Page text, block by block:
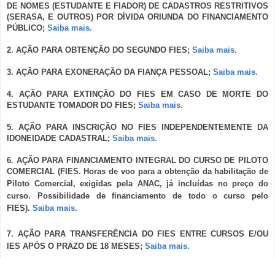
DE NOMES (ESTUDANTE E FIADOR) DE CADASTROS RESTRITIVOS
(SERASA, E OUTROS) POR DÍVIDA ORIUNDA DO FINANCIAMENTO
PÚBLICO; Saiba mais.
2. AÇÃO PARA OBTENÇÃO DO SEGUNDO FIES; Saiba mais.
3. AÇÃO PARA EXONERAÇÃO DA FIANÇA PESSOAL; Saiba mais.
4. AÇÃO PARA EXTINÇÃO DO FIES EM CASO DE MORTE DO
ESTUDANTE TOMADOR DO FIES; Saiba mais.
5. AÇÃO PARA INSCRIÇÃO NO FIES INDEPENDENTEMENTE DA
IDONEIDADE CADASTRAL; Saiba mais.
6. AÇÃO PARA FINANCIAMENTO INTEGRAL DO CURSO DE PILOTO
COMERCIAL (FIES. Horas de voo para a obtenção da habilitação de
Piloto Comercial, exigidas pela ANAC, já incluídas no preço do
curso. Possibilidade de financiamento de todo o curso pelo
FIES). Saiba mais.
7. AÇÃO PARA TRANSFERÊNCIA DO FIES ENTRE CURSOS E/OU
IES APÓS O PRAZO DE 18 MESES; Saiba mais.